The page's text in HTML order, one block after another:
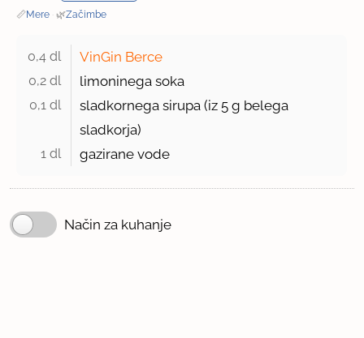
📏Mere · 🌿Začimbe
0,4 dl VinGin Berce
0,2 dl limoninega soka
0,1 dl sladkornega sirupa (iz 5 g belega
sladkorja)
1 dl gazirane vode
Način za kuhanje